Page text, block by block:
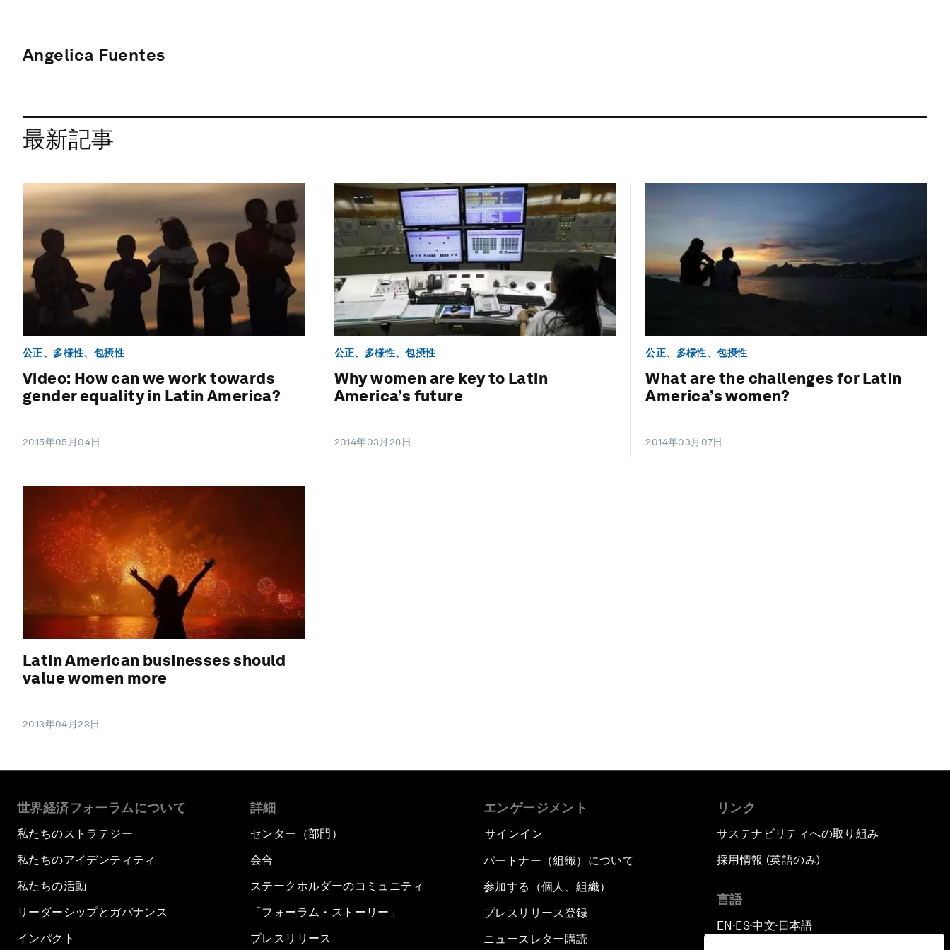
Angelica Fuentes
最新記事
公正、多様性、包摂性
Video: How can we work towards
gender equality in Latin America?
2015年05月04日
公正、多様性、包摂性
Why women are key to Latin
America’s future
2014年03月28日
公正、多様性、包摂性
What are the challenges for Latin
America’s women?
2014年03月07日
Latin American businesses should
value women more
2013年04月23日
世界経済フォーラムについて
私たちのストラテジー
私たちのアイデンティティ
私たちの活動
リーダーシップとガバナンス
インパクト
詳細
センター（部門）
会合
ステークホルダーのコミュニティ
「フォーラム・ストーリー」
プレスリリース
エンゲージメント
サインイン
パートナー（組織）について
参加する（個人、組織）
プレスリリース登録
ニュースレター購読
リンク
サステナビリティへの取り組み
採用情報 (英語のみ)
言語
EN ▪ES▪中文▪ 日本語